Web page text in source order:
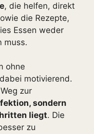
, die helfen, direkt
die Rezepte,
Essen weder
muss.
ohne
motivierend.
zur
sondern
liegt. Die
zu